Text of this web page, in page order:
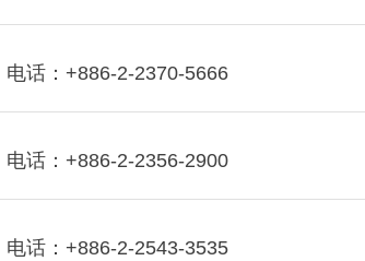
电话：+886-2-2370-5666
电话：+886-2-2356-2900
电话：+886-2-2543-3535